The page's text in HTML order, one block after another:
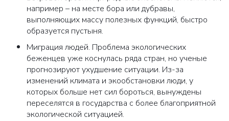
например – на месте бора или дубравы,
выполняющих массу полезных функций, быстро
образуется пустыня.
Миграция людей. Проблема экологических
беженцев уже коснулась ряда стран, но ученые
прогнозируют ухудшение ситуации. Из-за
изменений климата и экообстановки люди, у
которых больше нет сил бороться, вынуждены
переселятся в государства с более благоприятной
экологической ситуацией.